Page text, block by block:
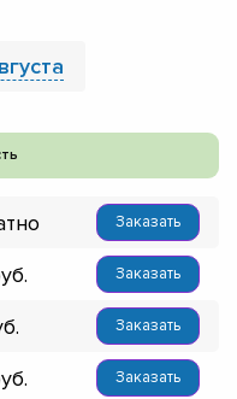
Заказать
Заказать
Заказать
Заказать